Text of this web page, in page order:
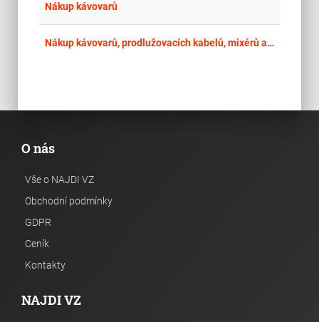
Nákup kávovarů
Nákup kávovarů, prodlužovacích kabelů, mixérů a gastro spotřebičů
O nás
Vše o NAJDI VZ
Obchodní podmínky
GDPR
Ceník
Kontakty
NAJDI VZ